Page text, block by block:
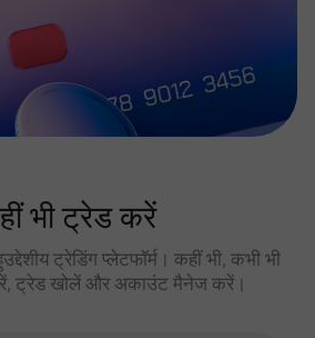
भी ट्रेड करें
ट्रेडिंग प्लेटफॉर्म। कहीं भी, कभी भी
ट्रेड खोलें और अकाउंट मैनेज करें।